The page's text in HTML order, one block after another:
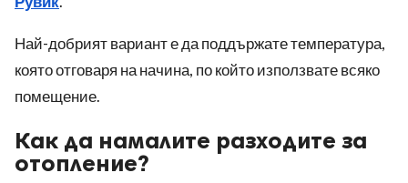
Най-добрият вариант е да поддържате температура,
която отговаря на начина, по който използвате всяко
помещение.
Как да намалите разходите за
отопление?